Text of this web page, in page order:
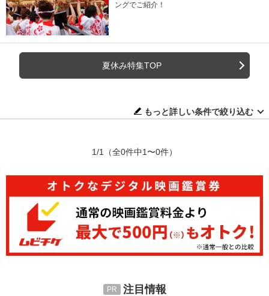
ングでご紹介！
夏休み特集TOP
もっと詳しい条件で絞り込む
1/1 （全0件中1〜0件）
注目情報